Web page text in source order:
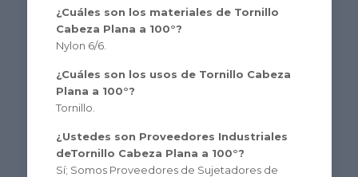
¿Cuáles son los materiales de Tornillo
Cabeza Plana a 100°?
Nylon 6/6.
¿Cuáles son los usos de Tornillo Cabeza
Plana a 100°?
Tornillo.
¿Ustedes son Proveedores Industriales
deTornillo Cabeza Plana a 100°?
Sí; Somos Proveedores de Sujetadores de